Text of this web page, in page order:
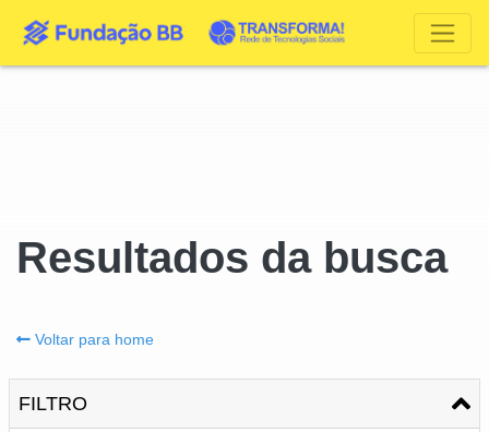
Resultados da busca
Voltar para home
FILTRO